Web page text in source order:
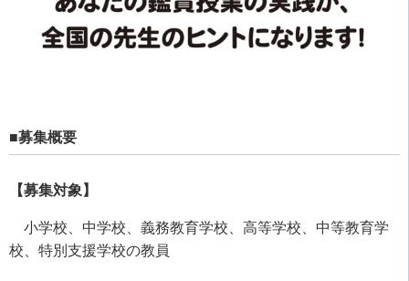
■募集概要
【募集対象】
小学校、中学校、義務教育学校、高等学校、中等教育学
校、特別支援学校の教員